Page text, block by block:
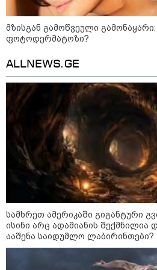
კატეგორიის ყველა
მზისგან გამოწვეული
ფოტოდერმატოზი?
ALLNEWS.GE
სამხრეთ ამერიკაში გიგანტური
ისინი არც ადამიანის შექმნილია
ააშენა საიდუმლო ლაბირინთები?